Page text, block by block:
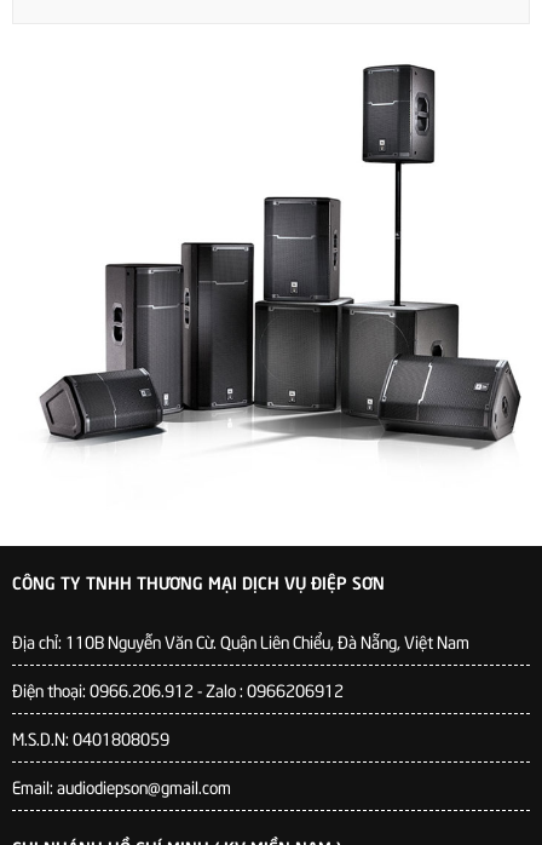
CÔNG TY TNHH THƯƠNG MẠI DỊCH VỤ ĐIỆP SƠN
Địa chỉ: 110B Nguyễn Văn Cừ. Quận Liên Chiểu, Đà Nẵng, Việt Nam
Điện thoại: 0966.206.912 - Zalo : 0966206912
M.S.D.N: 0401808059
Email: audiodiepson@gmail.com